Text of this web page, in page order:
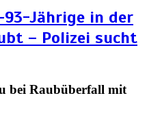
Jährige in der
– Polizei sucht
bei Raubüberfall mit